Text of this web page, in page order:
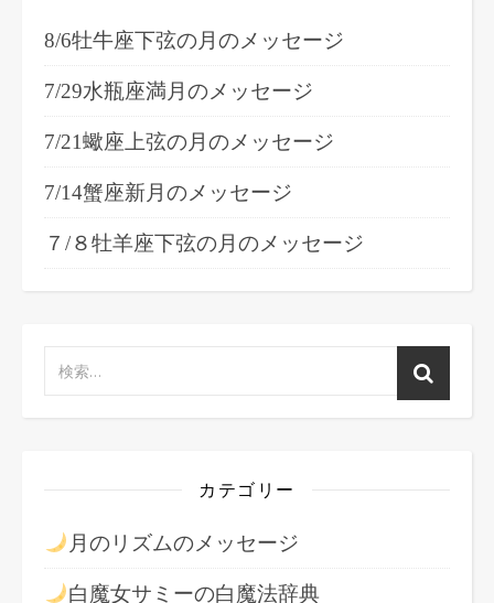
8/6牡牛座下弦の月のメッセージ
7/29水瓶座満月のメッセージ
7/21蠍座上弦の月のメッセージ
7/14蟹座新月のメッセージ
７/８牡羊座下弦の月のメッセージ
カテゴリー
月のリズムのメッセージ
白魔女サミーの白魔法辞典